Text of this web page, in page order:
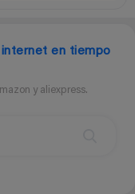
internet en tiempo
y aliexpress.